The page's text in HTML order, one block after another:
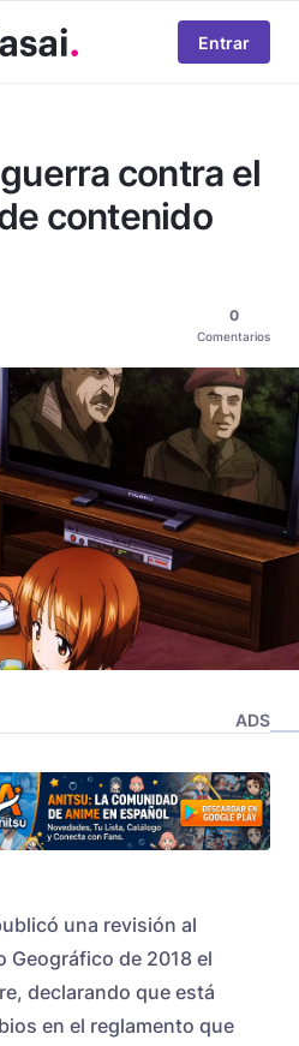
Entrar
contra el
contenido
0
Comentarios
ADS
una revisión al
Geográfico de 2018 el
declarando que está
en el reglamento que